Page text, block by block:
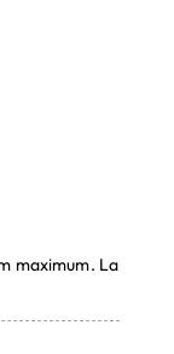
maximum. La